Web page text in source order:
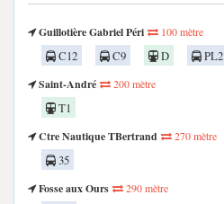
Guillotière Gabriel Péri 100 mètre
C12 C9 D PL2
Saint-André
200 mètre
T1
Ctre Nautique TBertrand
270 mètre
35
Fosse aux Ours
290 mètre